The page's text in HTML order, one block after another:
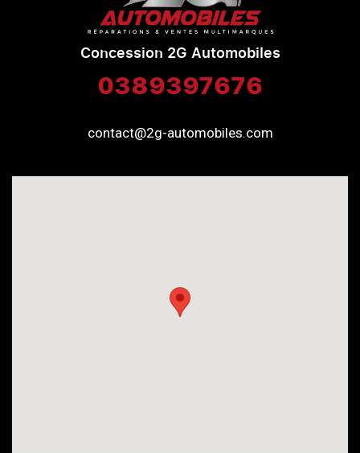
Concession 2G Automobiles
0389397676
contact@2g-automobiles.com